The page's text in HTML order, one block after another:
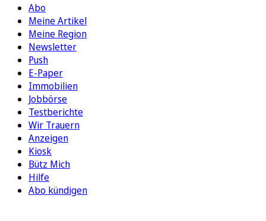
Abo
Meine Artikel
Meine Region
Newsletter
Push
E-Paper
Immobilien
Jobbörse
Testberichte
Wir Trauern
Anzeigen
Kiosk
Bütz Mich
Hilfe
Abo kündigen